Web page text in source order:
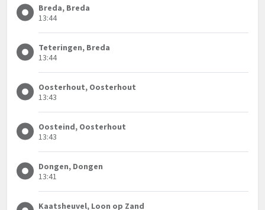
Breda, Breda
13:44
Teteringen, Breda
13:44
Oosterhout, Oosterhout
13:43
Oosteind, Oosterhout
13:43
Dongen, Dongen
13:41
Kaatsheuvel, Loon op Zand